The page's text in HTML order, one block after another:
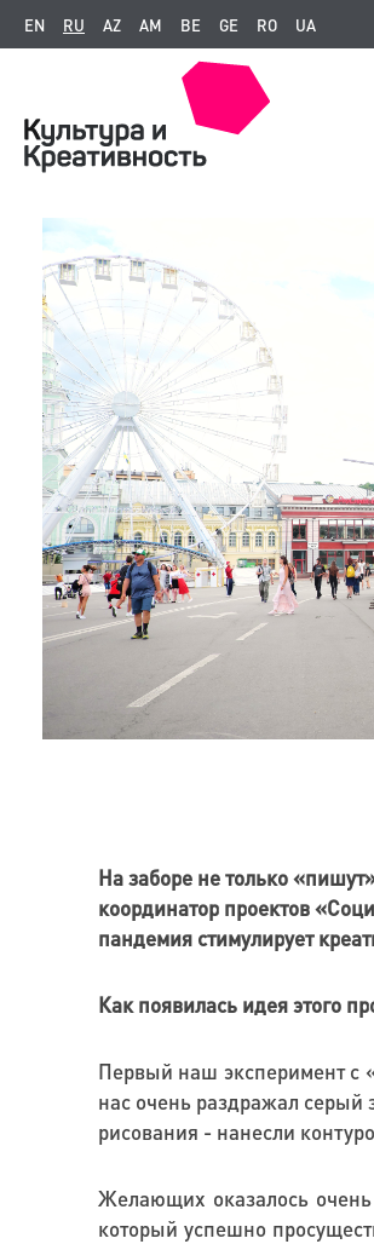
EN RU AZ AM BE GE RO UA
На заборе не только
координатор проектов
пандемия стимулирует
Как появилась идея этого
Первый наш эксперимент с
нас очень раздражал серый
рисования - нанесли
Желающих оказалось очень
который успешно